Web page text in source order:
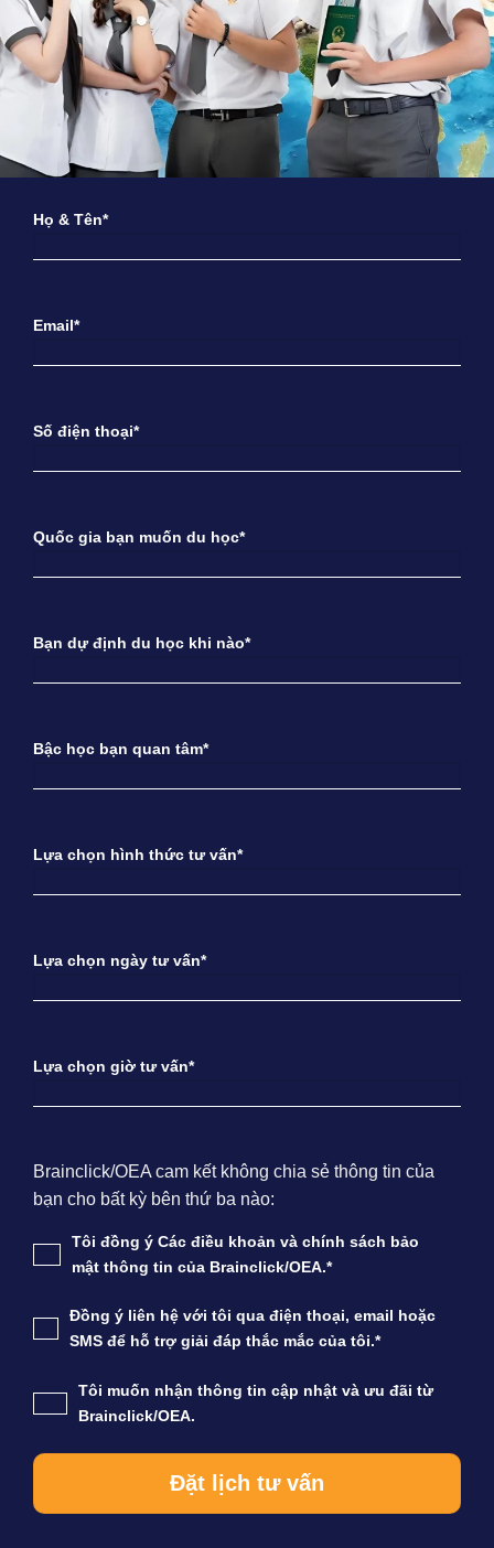
Họ & Tên*
Email*
Số điện thoại*
Quốc gia bạn muốn du học*
Bạn dự định du học khi nào*
Bậc học bạn quan tâm*
Lựa chọn hình thức tư vấn*
Lựa chọn ngày tư vấn*
Lựa chọn giờ tư vấn*
Brainclick/OEA cam kết không chia sẻ thông tin của
bạn cho bất kỳ bên thứ ba nào:
Tôi đồng ý Các điều khoản và chính sách bảo
mật thông tin của Brainclick/OEA.*
Đồng ý liên hệ với tôi qua điện thoại, email hoặc
SMS để hỗ trợ giải đáp thắc mắc của tôi.*
Tôi muốn nhận thông tin cập nhật và ưu đãi từ
Brainclick/OEA.